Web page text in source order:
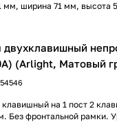
мм, ширина 71 мм, высота
(Arlight, Матовый
на 1 пост 2
Без фронтальной рамки.